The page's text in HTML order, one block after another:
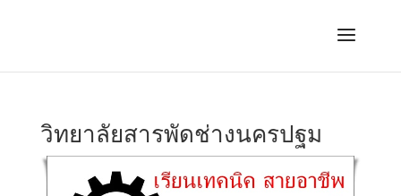
วิทยาลัยสารพัดช่างนครปฐม